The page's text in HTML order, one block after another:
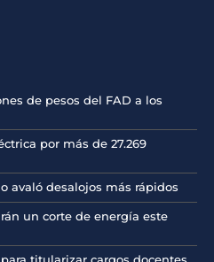
de pesos del FAD a los
por más de 27.269
avaló desalojos más rápidos
un corte de energía este